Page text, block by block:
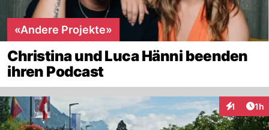
«Andere Projekte»
Christina und Luca Hänni beenden
ihren Podcast
1 1h